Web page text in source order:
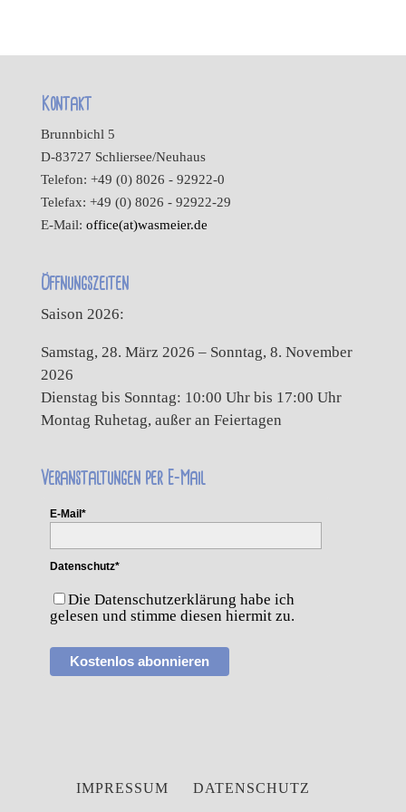
Kontakt
Brunnbichl 5
D-83727 Schliersee/Neuhaus
Telefon: +49 (0) 8026 - 92922-0
Telefax: +49 (0) 8026 - 92922-29
E-Mail: office(at)wasmeier.de
Öffnungszeiten
Saison 2026:
Samstag, 28. März 2026 – Sonntag, 8. November
2026
Dienstag bis Sonntag: 10:00 Uhr bis 17:00 Uhr
Montag Ruhetag, außer an Feiertagen
Veranstaltungen per E-Mail
E-Mail*
Datenschutz*
Die Datenschutzerklärung habe ich
gelesen und stimme diesen hiermit zu.
Kostenlos abonnieren
IMPRESSUM DATENSCHUTZ